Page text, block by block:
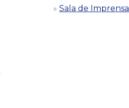
Sala de Imprensa